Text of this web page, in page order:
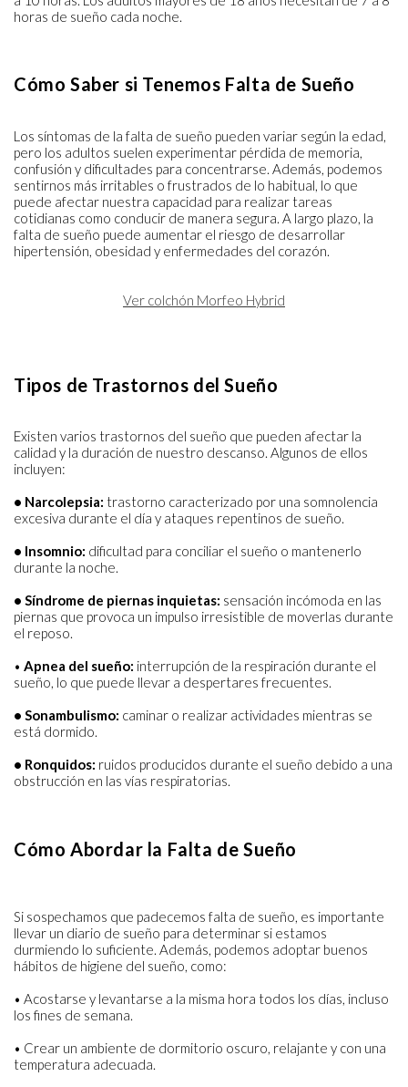
horas de sueño cada noche.
Cómo Saber si Tenemos Falta de Sueño
Los síntomas de la falta de sueño pueden variar según la edad,
pero los adultos suelen experimentar pérdida de memoria,
confusión y dificultades para concentrarse. Además, podemos
sentirnos más irritables o frustrados de lo habitual, lo que
puede afectar nuestra capacidad para realizar tareas
cotidianas como conducir de manera segura. A largo plazo, la
falta de sueño puede aumentar el riesgo de desarrollar
hipertensión, obesidad y enfermedades del corazón.
Ver colchón Morfeo Hybrid
Tipos de Trastornos del Sueño
Existen varios trastornos del sueño que pueden afectar la
calidad y la duración de nuestro descanso. Algunos de ellos
incluyen:
• Narcolepsia: trastorno caracterizado por una somnolencia
excesiva durante el día y ataques repentinos de sueño.
• Insomnio: dificultad para conciliar el sueño o mantenerlo
durante la noche.
• Síndrome de piernas inquietas: sensación incómoda en las
piernas que provoca un impulso irresistible de moverlas durante
el reposo.
• Apnea del sueño: interrupción de la respiración durante el
sueño, lo que puede llevar a despertares frecuentes.
• Sonambulismo: caminar o realizar actividades mientras se
está dormido.
• Ronquidos: ruidos producidos durante el sueño debido a una
obstrucción en las vías respiratorias.
Cómo Abordar la Falta de Sueño
Si sospechamos que padecemos falta de sueño, es importante
llevar un diario de sueño para determinar si estamos
durmiendo lo suficiente. Además, podemos adoptar buenos
hábitos de higiene del sueño, como:
• Acostarse y levantarse a la misma hora todos los días, incluso
los fines de semana.
• Crear un ambiente de dormitorio oscuro, relajante y con una
temperatura adecuada.